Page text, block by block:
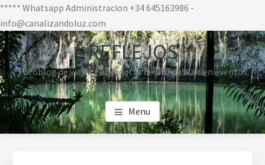
***** Whatsapp Administracion +34 645163986 -
info@canalizandoluz.com
Skip
to
main
content
Skip
to
primary
sidebar
Skip
to
footer
navigation
REFLEJOS
Fotoblog de viajes y anecdotas de Brinda Mair en eventos
de Canalizandoluz en el mundo
Menu